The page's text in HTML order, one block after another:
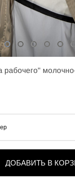
рабочего"
ДОБАВИТЬ В